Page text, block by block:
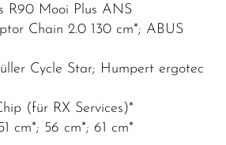
R90 Mooi Plus ANS
Chain 2.0 130 cm*; ABUS
Cycle Star; Humpert ergotec
(für RX Services)*
cm*; 56 cm*; 61 cm*